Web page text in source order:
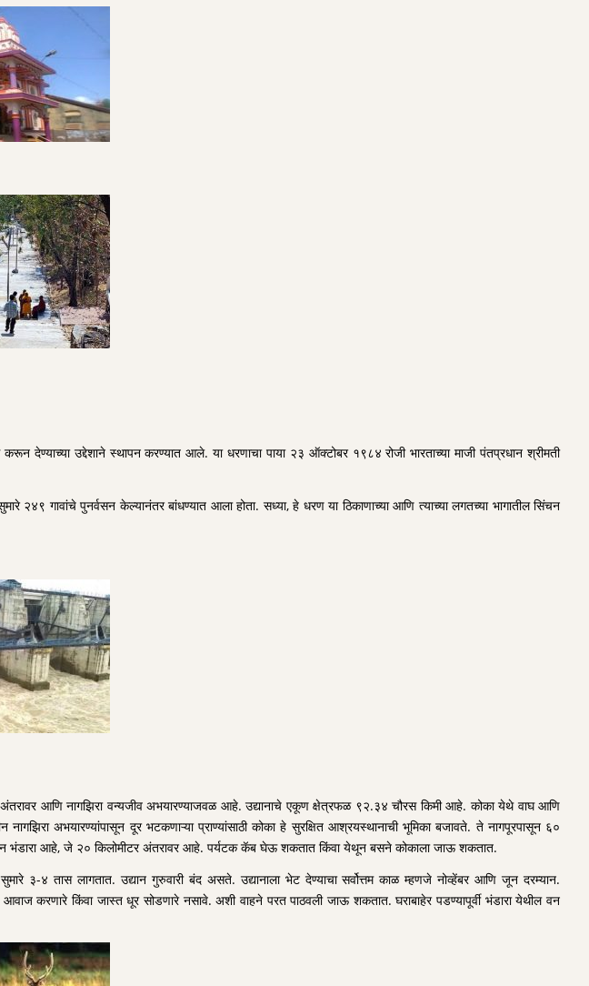
देण्याच्या उद्देशाने स्थापन करण्यात आले. या धरणाचा पाया २३ ऑक्टोबर १९८४ रोजी भारताच्या माजी पंतप्रधान श्रीमती
२४९ गावांचे पुनर्वसन केल्यानंतर बांधण्यात आला होता. सध्या, हे धरण या ठिकाणाच्या आणि त्याच्या लगतच्या भागातील सिंचन
अंतरावर आणि नागझिरा वन्यजीव अभयारण्याजवळ आहे. उद्यानाचे एकूण क्षेत्रफळ ९२.३४ चौरस किमी आहे. कोका येथे वाघ आणि
अभयारण्यांपासून दूर भटकणाऱ्या प्राण्यांसाठी कोका हे सुरक्षित आश्रयस्थानाची भूमिका बजावते. ते नागपूरपासून ६०
भंडारा आहे, जे २० किलोमीटर अंतरावर आहे. पर्यटक कॅब घेऊ शकतात किंवा येथून बसने कोकाला जाऊ शकतात.
४ तास लागतात. उद्यान गुरुवारी बंद असते. उद्यानाला भेट देण्याचा सर्वोत्तम काळ म्हणजे नोव्हेंबर आणि जून दरम्यान.
करणारे किंवा जास्त धूर सोडणारे नसावे. अशी वाहने परत पाठवली जाऊ शकतात. घराबाहेर पडण्यापूर्वी भंडारा येथील वन